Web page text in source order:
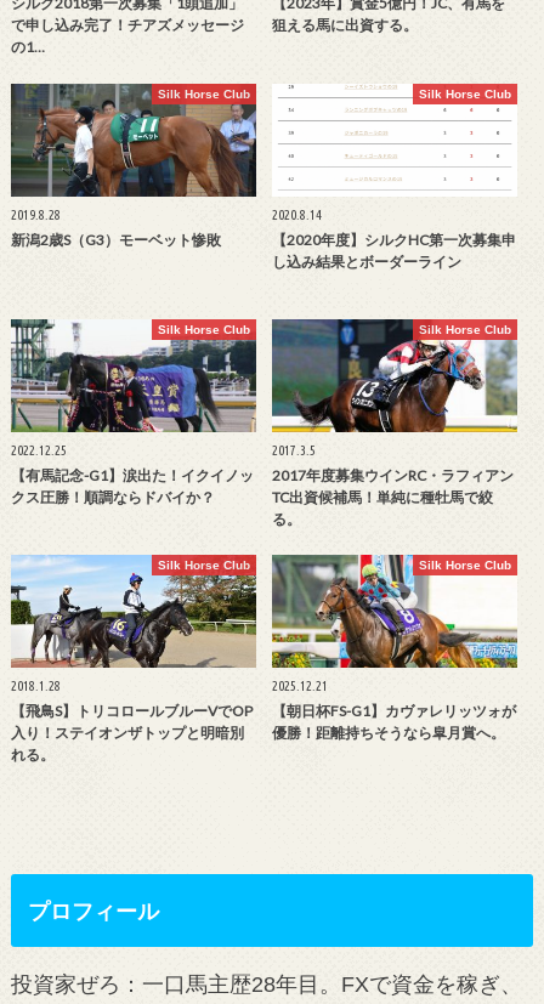
で申し込み完了！チアズメッセージ
の1…
狙える馬に出資する。
Silk Horse Club
2019.8.28
新潟2歳S（G3）モーベット惨敗
Silk Horse Club
2020.8.14
【2020年度】シルクHC第一次募集申
し込み結果とボーダーライン
Silk Horse Club
2022.12.25
【有馬記念-G1】涙出た！イクイノッ
クス圧勝！順調ならドバイか？
Silk Horse Club
2017.3.5
2017年度募集ウインRC・ラフィアン
TC出資候補馬！単純に種牡馬で絞
る。
Silk Horse Club
2018.1.28
【飛鳥S】トリコロールブルーVでOP
入り！ステイオンザトップと明暗別
れる。
Silk Horse Club
2025.12.21
【朝日杯FS-G1】カヴァレリッツォが
優勝！距離持ちそうなら皐月賞へ。
プロフィール
投資家ぜろ：一口馬主歴28年目。FXで資金を稼ぎ、